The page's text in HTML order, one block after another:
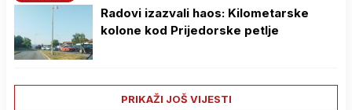
Radovi izazvali haos: Kilometarske
kolone kod Prijedorske petlje
PRIKAŽI JOŠ VIJESTI